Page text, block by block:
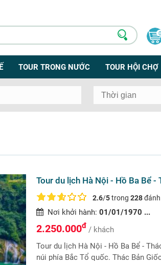
0
TOUR TRONG NƯỚC TOUR HỘI CHỢ
Tour du lịch Hà Nội - Hồ Ba Bể
2.6/5trong 228đánh
Nơi khởi hành: 01/01/1970 ...
2.250.000đ / khách
Tour du lịch Hà Nội - Hồ Ba Bể -
núi phía Bắc Tổ quốc. Thác Bản